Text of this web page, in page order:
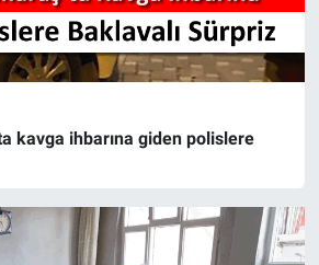
kavga ihbarına giden polislere